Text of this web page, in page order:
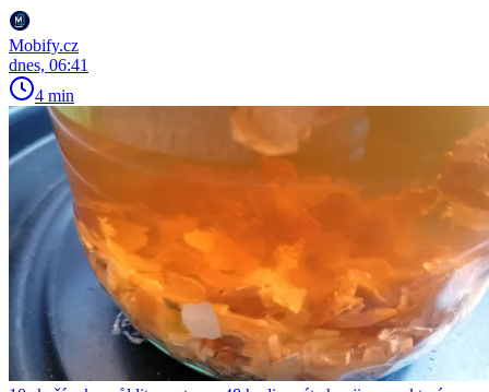
Mobify.cz
dnes, 06:41
4 min